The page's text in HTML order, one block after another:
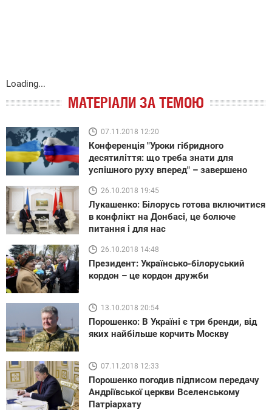
Loading...
МАТЕРІАЛИ ЗА ТЕМОЮ
07.11.2018 12:20
Конференція "Уроки гібридного
десятиліття: що треба знати для
успішного руху вперед" – завершено
26.10.2018 19:45
Лукашенко: Білорусь готова включитися
в конфлікт на Донбасі, це болюче
питання і для нас
26.10.2018 14:48
Президент: Українсько-білоруський
кордон – це кордон дружби
13.10.2018 20:54
Порошенко: В Україні є три бренди, від
яких найбільше корчить Москву
07.11.2018 12:33
Порошенко погодив підписом передачу
Андріївської церкви Вселенському
Патріархату